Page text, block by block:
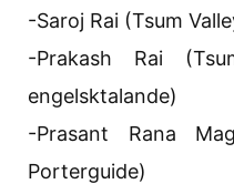
-Saroj Rai (Tsum
-Prakash Rai
engelsktalande)
-Prasant Rana
Porterguide)